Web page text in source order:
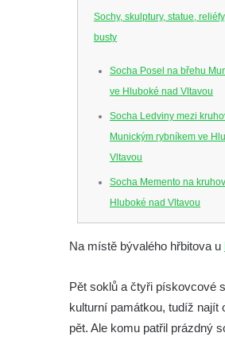
Sochy, skulptury, statue,
busty
Socha Posel na břehu
ve Hluboké nad Vltavou
Socha Ledviny mezi
Munickým rybníkem ve
Vltavou
Socha Memento na
Hluboké nad Vltavou
Socha Chalikotérium v
Socha Smilodon v ZOO
Socha Koroun bezzubý v
Socha Plejtvák obrovský v
Na místě bývalého hřbitova u
Pět soklů a čtyři pískovcové
kulturní památkou, tudíž najít
pět. Ale komu patřil prázdný